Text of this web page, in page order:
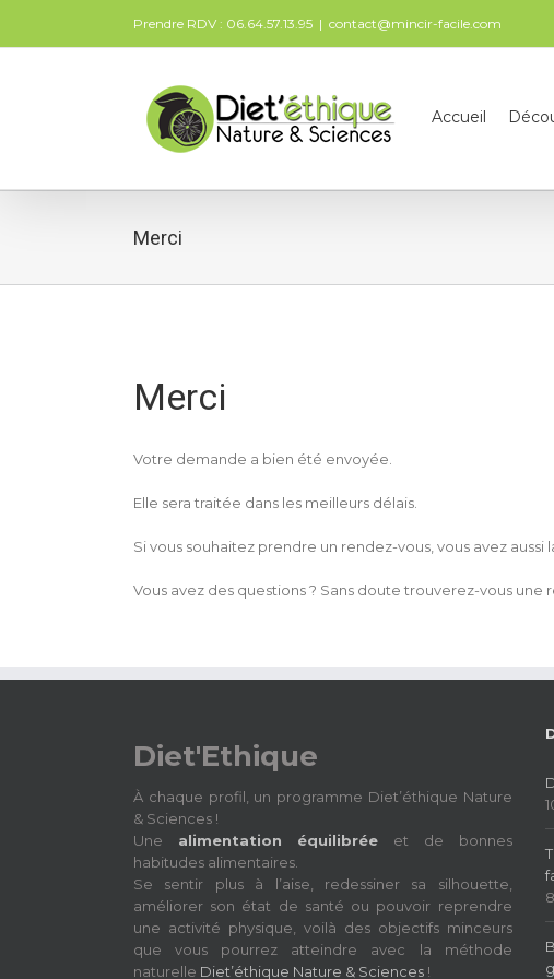
Prendre RDV : 06.64.57.13.95 | contact@mincir-facile.com
Accueil
Merci
Merci
Votre demande a bien été envoyée.
Elle sera traitée dans les meilleurs délais.
Si vous souhaitez prendre un rendez-vous, vous avez
Vous avez des questions ? Sans doute trouverez-vous une
Diet'Ethique
À chaque profil, un programme Diet’éthique Nature
& Sciences !
Une alimentation équilibrée et de bonnes
habitudes alimentaires.
Se sentir plus à l’aise, redessiner sa silhouette,
améliorer son état de santé ou pouvoir reprendre
une activité physique, voilà des objectifs minceurs
que vous pourrez atteindre avec la méthode
naturelle Diet’éthique Nature & Sciences !